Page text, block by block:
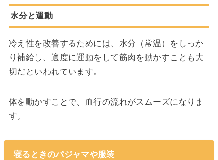
水分と運動
冷え性を改善するためには、水分（常温）をしっか
り補給し、適度に運動をして筋肉を動かすことも大
切だといわれています。
体を動かすことで、血行の流れがスムーズになりま
す。
寝るときのパジャマや服装